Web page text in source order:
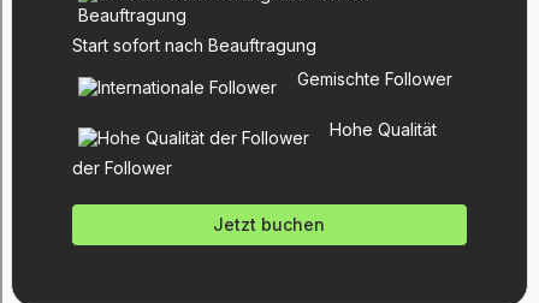
Start sofort nach Beauftragung
Gemischte Follower
Hohe Qualität
der Follower
Jetzt buchen